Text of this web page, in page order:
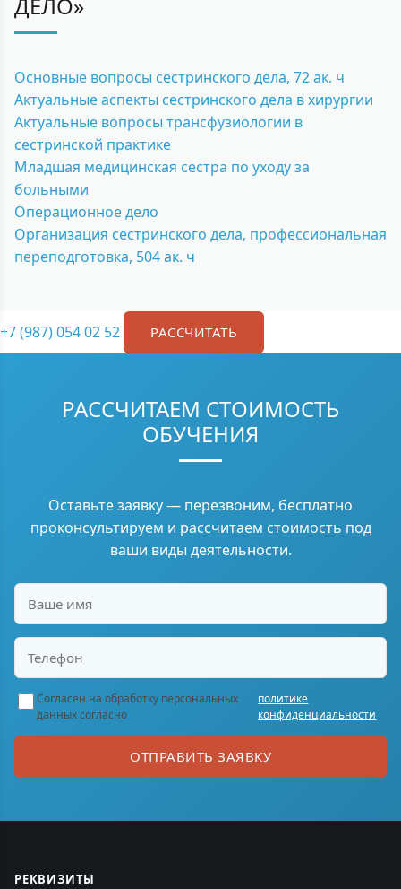
Основные вопросы сестринского дела, 72 ак. ч
Актуальные аспекты сестринского дела в хирургии
Актуальные вопросы трансфузиологии в
сестринской практике
Младшая медицинская сестра по уходу за
больными
Операционное дело
Организация сестринского дела, профессиональная
переподготовка, 504 ак. ч
+7 (987) 054 02 52 РАССЧИТАТЬ
РАССЧИТАЕМ СТОИМОСТЬ
ОБУЧЕНИЯ
Оставьте заявку — перезвоним, бесплатно
проконсультируем и рассчитаем стоимость под
ваши виды деятельности.
Согласен на обработку персональных
данных согласно
политике
конфиденциальности
ОТПРАВИТЬ ЗАЯВКУ
РЕКВИЗИТЫ